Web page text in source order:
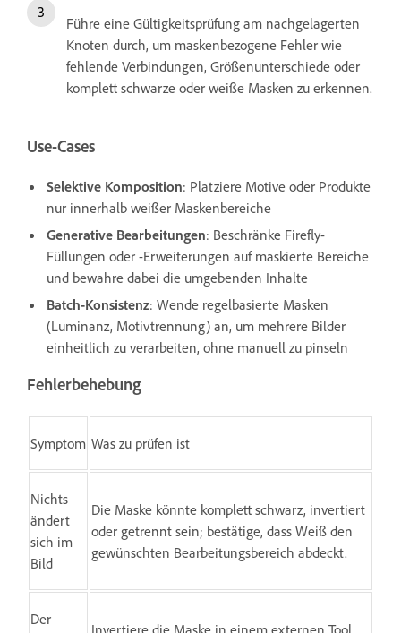
Führe eine Gültigkeitsprüfung am nachgelagerten
Knoten durch, um maskenbezogene Fehler wie
fehlende Verbindungen, Größenunterschiede oder
komplett schwarze oder weiße Masken zu erkennen.
Use-Cases
Selektive Komposition: Platziere Motive oder Produkte
nur innerhalb weißer Maskenbereiche
Generative Bearbeitungen: Beschränke Firefly-
Füllungen oder -Erweiterungen auf maskierte Bereiche
und bewahre dabei die umgebenden Inhalte
Batch-Konsistenz: Wende regelbasierte Masken
(Luminanz, Motivtrennung) an, um mehrere Bilder
einheitlich zu verarbeiten, ohne manuell zu pinseln
Fehlerbehebung
Symptom Was zu prüfen ist
Nichts
ändert
sich im
Bild
Die Maske könnte komplett schwarz, invertiert
oder getrennt sein; bestätige, dass Weiß den
gewünschten Bearbeitungsbereich abdeckt.
Der